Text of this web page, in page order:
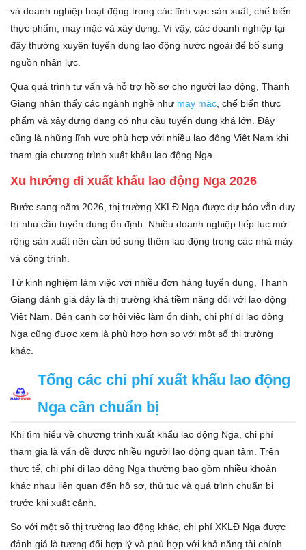
và doanh nghiệp hoạt động trong các lĩnh vực sản xuất, chế biến
thực phẩm, may mặc và xây dựng. Vì vậy, các doanh nghiệp tại
đây thường xuyên tuyển dụng lao động nước ngoài để bổ sung
nguồn nhân lực.
Qua quá trình tư vấn và hỗ trợ hồ sơ cho người lao động, Thanh
Giang nhận thấy các ngành nghề như may mặc , chế biến thực
phẩm và xây dựng đang có nhu cầu tuyển dụng khá lớn. Đây
cũng là những lĩnh vực phù hợp với nhiều lao động Việt Nam khi
tham gia chương trình xuất khẩu lao động Nga.
Xu hướng đi xuất khẩu lao động Nga 2026
Bước sang năm 2026, thị trường XKLĐ Nga được dự báo vẫn duy
trì nhu cầu tuyển dụng ổn định. Nhiều doanh nghiệp tiếp tục mở
rộng sản xuất nên cần bổ sung thêm lao động trong các nhà máy
và công trình.
Từ kinh nghiệm làm việc với nhiều đơn hàng tuyển dụng, Thanh
Giang đánh giá đây là thị trường khá tiềm năng đối với lao động
Việt Nam. Bên cạnh cơ hội việc làm ổn định, chi phí đi lao động
Nga cũng được xem là phù hợp hơn so với một số thị trường
khác.
Tổng các chi phí xuất khẩu lao động
Nga cần chuẩn bị
Khi tìm hiểu về chương trình xuất khẩu lao động Nga, chi phí
tham gia là vấn đề được nhiều người lao động quan tâm. Trên
thực tế, chi phí đi lao động Nga thường bao gồm nhiều khoản
khác nhau liên quan đến hồ sơ, thủ tục và quá trình chuẩn bị
trước khi xuất cảnh.
So với một số thị trường lao động khác, chi phí XKLĐ Nga được
đánh giá là tương đối hợp lý và phù hợp với khả năng tài chính